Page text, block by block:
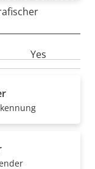
Yes